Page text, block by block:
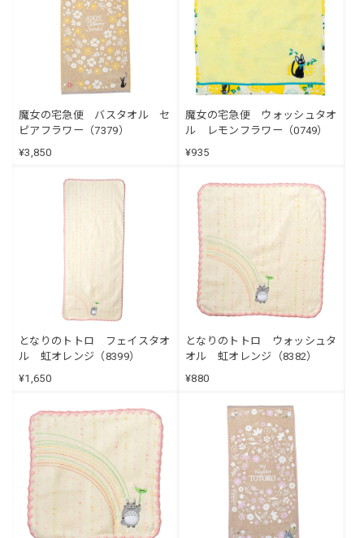
魔女の宅急便 バスタオル セ
ピアフラワー（7379）
¥3,850
魔女の宅急便 ウォッシュタオ
ル レモンフラワー（0749）
¥935
となりのトトロ フェイスタオ
ル 虹オレンジ（8399）
¥1,650
となりのトトロ ウォッシュタ
オル 虹オレンジ（8382）
¥880